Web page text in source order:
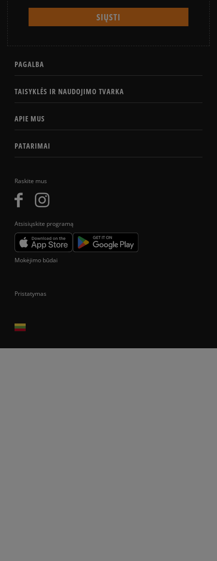
Raskite mus
Atsisiųskite programą
PAGALBA
TAISYKLĖS IR NAUDOJIMO TVARKA
APIE MUS
PATARIMAI
Mokėjimo būdai
Pristatymas